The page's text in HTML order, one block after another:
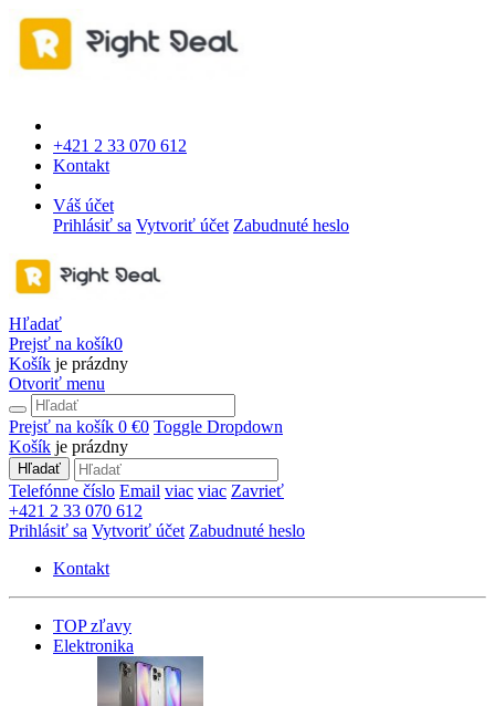
+421 2 33 070 612
Kontakt
Váš účet
Prihlásiť sa Vytvoriť účet Zabudnuté heslo
Hľadať
Prejsť na košík0
Košík je prázdny
Otvoriť menu
Prejsť na košík 0 €0 Toggle Dropdown
Košík je prázdny
Hľadať
Telefónne číslo Email viac viac Zavrieť
+421 2 33 070 612
Prihlásiť sa Vytvoriť účet Zabudnuté heslo
Kontakt
TOP zľavy
Elektronika